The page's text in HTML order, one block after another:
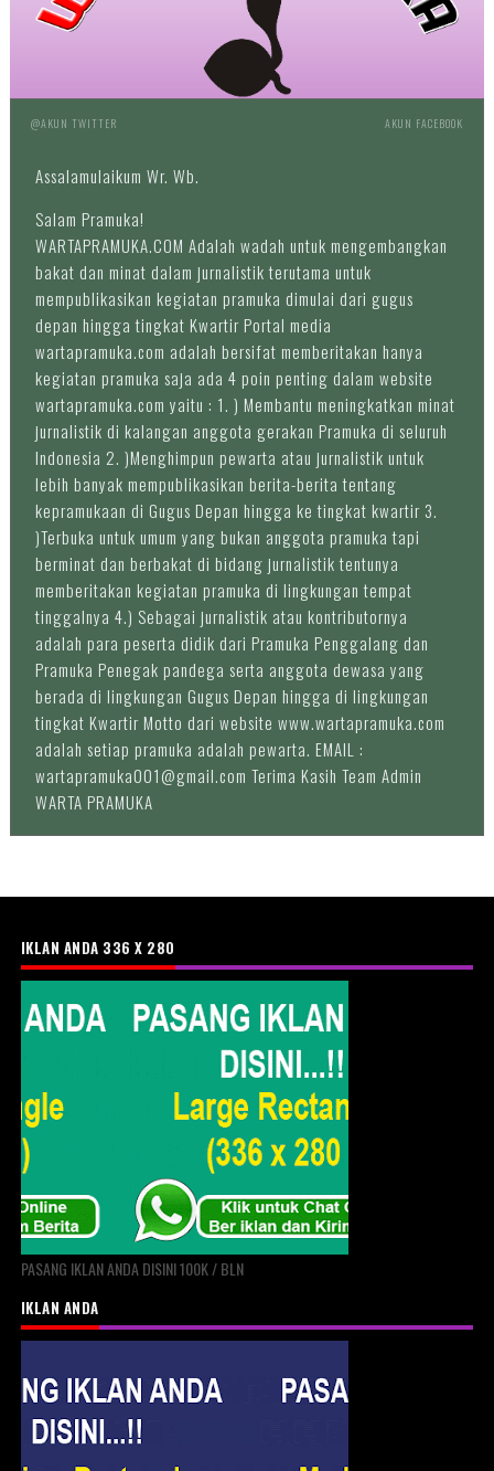
@AKUN TWITTER AKUN FACEBOOK
Assalamulaikum Wr. Wb.
Salam Pramuka!
WARTAPRAMUKA.COM Adalah wadah untuk mengembangkan
bakat dan minat dalam jurnalistik terutama untuk
mempublikasikan kegiatan pramuka dimulai dari gugus
depan hingga tingkat Kwartir Portal media
wartapramuka.com adalah bersifat memberitakan hanya
kegiatan pramuka saja ada 4 poin penting dalam website
wartapramuka.com yaitu : 1. ) Membantu meningkatkan minat
jurnalistik di kalangan anggota gerakan Pramuka di seluruh
Indonesia 2. )Menghimpun pewarta atau jurnalistik untuk
lebih banyak mempublikasikan berita-berita tentang
kepramukaan di Gugus Depan hingga ke tingkat kwartir 3.
)Terbuka untuk umum yang bukan anggota pramuka tapi
berminat dan berbakat di bidang jurnalistik tentunya
memberitakan kegiatan pramuka di lingkungan tempat
tinggalnya 4.) Sebagai jurnalistik atau kontributornya
adalah para peserta didik dari Pramuka Penggalang dan
Pramuka Penegak pandega serta anggota dewasa yang
berada di lingkungan Gugus Depan hingga di lingkungan
tingkat Kwartir Motto dari website www.wartapramuka.com
adalah setiap pramuka adalah pewarta. EMAIL :
wartapramuka001@gmail.com Terima Kasih Team Admin
WARTA PRAMUKA
IKLAN ANDA 336 X 280
PASANG IKLAN ANDA DISINI 100K / BLN
IKLAN ANDA